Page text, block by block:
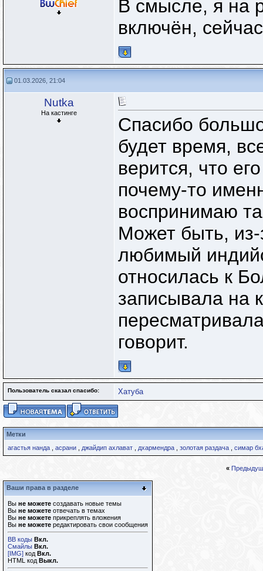
В смысле, я на
включён,
01.03.2026, 21:04
Nutka
На кастинге
Спасибо
будет время,
верится, что
почему-то
воспринимаю
Может быть,
любимый
относилась к
записывала на
говорит.
Пользователь сказал cпасибо: Хатуба
Метки
агастья нанда
асрани джайдип ахлават дхармендра золотая раздача симар
«
Ваши права в разделе
Вы не можете создавать новые темы
Вы не можете отвечать в темах
Вы не можете прикреплять вложения
Вы не можете редактировать свои сообщения
BB коды Вкл.
Смайлы Вкл.
[IMG] код Вкл.
HTML код Выкл.